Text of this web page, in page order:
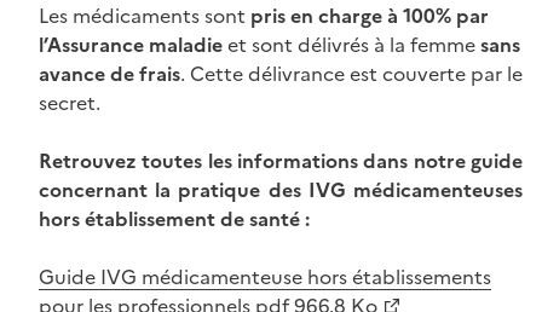
Les médicaments sont pris en charge à 100% par
l’Assurance maladieet sont délivrés à la femmesans
avance de frais. Cette délivrance est couverte par le
secret.
Retrouvez toutes les informations dans notre guide
concernant la pratique des IVG médicamenteuses
hors établissement de santé :
Guide IVG médicamenteuse hors établissements
pour les professionnels pdf 966.8 Ko